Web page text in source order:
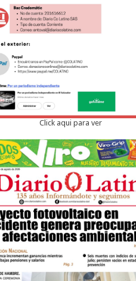
Click aqui para ver